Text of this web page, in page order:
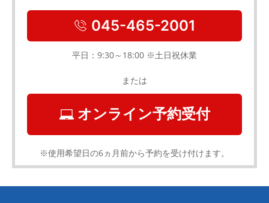
045-465-2001
平日：9:30～18:00 ※土日祝休業
または
オンライン予約受付
※使用希望日の6ヵ月前から予約を受け付けます。